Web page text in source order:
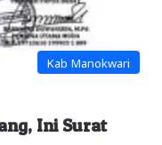
Kab Manokwari
Ini Surat